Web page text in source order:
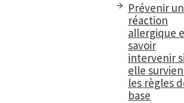
Prévenir
réaction
allergique
savoir
intervenir
elle
les règles
base